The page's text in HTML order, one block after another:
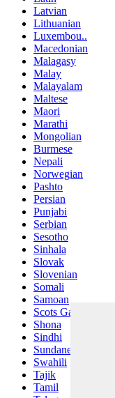
Latvian
Lithuanian
Luxembou..
Macedonian
Malagasy
Malay
Malayalam
Maltese
Maori
Marathi
Mongolian
Burmese
Nepali
Norwegian
Pashto
Persian
Punjabi
Serbian
Sesotho
Sinhala
Slovak
Slovenian
Somali
Samoan
Scots Gaelic
Shona
Sindhi
Sundanese
Swahili
Tajik
Tamil